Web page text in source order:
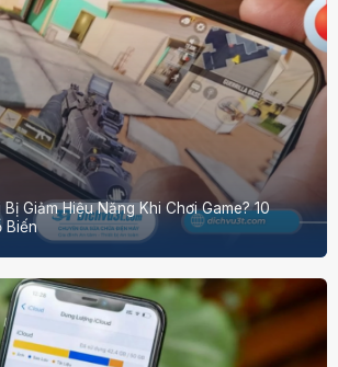
Giảm Hiệu Năng Khi Chơi Game? 10
Biến